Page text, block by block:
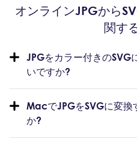
オンラインJPGから
関す
JPGをカラー付きのSVG
いですか?
MacでJPGをSVGに変換
か?